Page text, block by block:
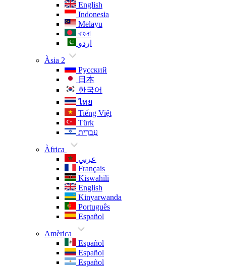
English
Indonesia
Melayu
বাংলা
اردو
Àsia 2
Русский
日本
한국어
ไทย
Tiếng Việt
Türk
עִברִית
Àfrica
عربي
Français
Kiswahili
English
Kinyarwanda
Português
Español
Amèrica
Español
Español
Español